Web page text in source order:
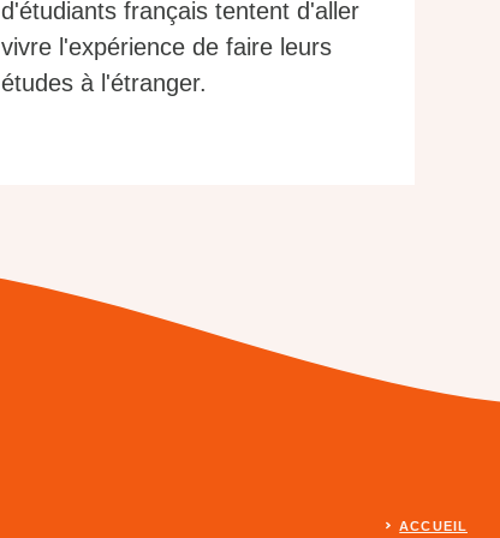
d'étudiants français tentent d'aller
vivre l'expérience de faire leurs
études à l'étranger.
ACCUEIL